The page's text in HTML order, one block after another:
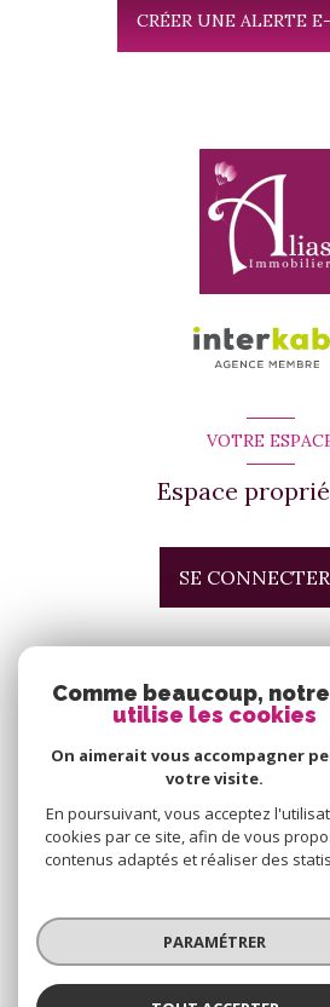
CRÉER UNE ALERTE
VOTRE
Espace
SE CONNECTER
Nous
© 2026 | Tous droits
Nos honoraires
Nos
Comme beaucoup,
utilise les cookies
On aimerait vous accompagner
votre visite.
En poursuivant, vous acceptez
cookies par ce site, afin de vous
contenus adaptés et réaliser des
PARAMÉTRER